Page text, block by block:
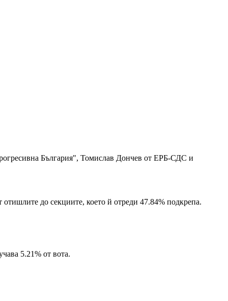
България", Томислав Дончев от ЕРБ-СДС и
отишлите до секциите, което й отреди 47.84% подкрепа.
5.21% от вота.